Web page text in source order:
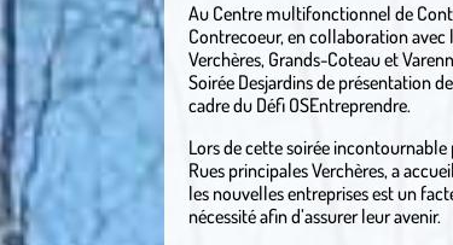
Au Centre multifonctionnel de
Contrecoeur, en collaboration avec
Verchères, Grands-Coteau et
Soirée Desjardins de présentation
cadre du Défi OSEntreprendre.
Lors de cette soirée incontournable
Rues principales Verchères, a
les nouvelles entreprises est un
nécessité afin d’assurer leur avenir.